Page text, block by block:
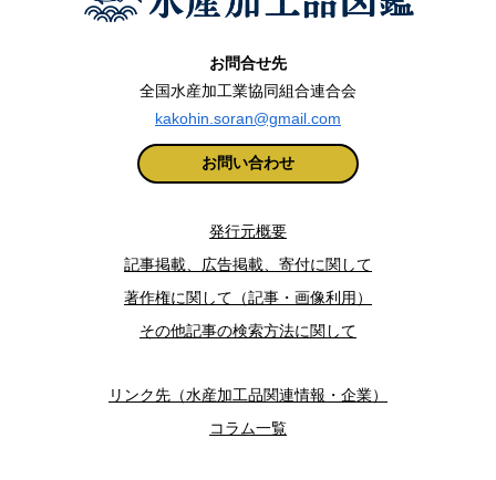
お問合せ先
全国水産加工業協同組合連合会
kakohin.soran@gmail.com
お問い合わせ
発行元概要
記事掲載、広告掲載、寄付に関して
著作権に関して（記事・画像利用）
その他記事の検索方法に関して
リンク先（水産加工品関連情報・企業）
コラム一覧